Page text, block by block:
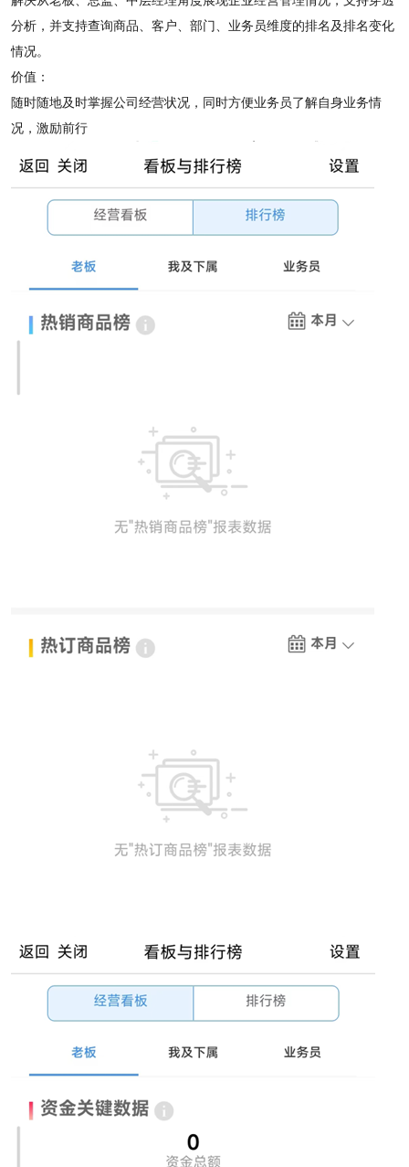
分析，并支持查询商品、客户、部门、业务员维度的排名及排名变化
情况。
价值：
随时随地及时掌握公司经营状况，同时方便业务员了解自身业务情
况，激励前行